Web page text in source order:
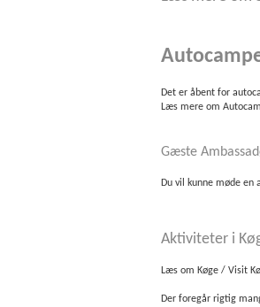
Det er åbent for
Læs mere om
Gæste
Du vil kunne møde
Aktiviteter i
Læs om Køge / Visit
Der foregår rigtig